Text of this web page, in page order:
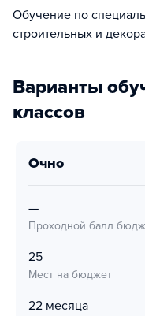
Обучение по
строительных и
Варианты
классов
очно
—
Проходной балл
25
Мест на бюджет
22 месяца